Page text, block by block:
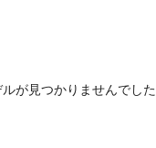
ルが見つかりませんでした